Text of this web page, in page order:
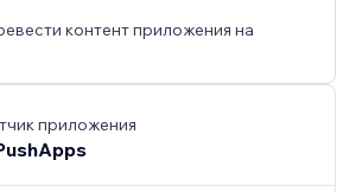
контент приложения на
приложения